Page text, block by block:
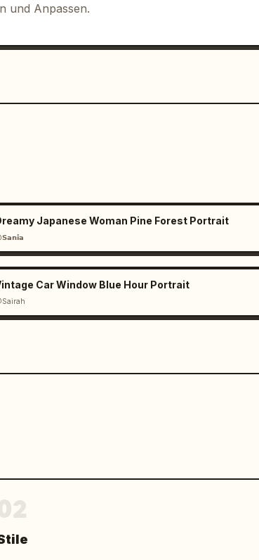
und Anpassen.
Japanese Woman Pine Forest Portrait
Car Window Blue Hour Portrait